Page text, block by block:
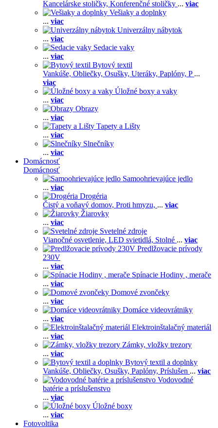
Kancelárske stoličky, Konferenčné stoličky ... viac
Vešiaky a doplnky
... viac
Univerzálny nábytok
... viac
Sedacie vaky
... viac
Bytový textil
Vankúše, Obliečky, Osušky, Uteráky, Paplóny, P ...
viac
Úložné boxy a vaky
... viac
Obrazy
... viac
Tapety a Lišty
... viac
Slnečníky
... viac
Domácnosť
Domácnosť
Samoohrievajúce jedlo
... viac
Drogéria
Čistý a voňavý domov, Proti hmyzu, ... viac
Žiarovky
... viac
Svetelné zdroje
Vianočné osvetlenie, LED svietidlá, Stolné ... viac
Predlžovacie prívody
230V
... viac
Spínacie Hodiny , merače
... viac
Domové zvončeky
... viac
Domáce videovrátniky
... viac
Elektroinštalačný materiál
... viac
Zámky, vložky trezory
... viac
Bytový textil a doplnky
Vankúše, Obliečky, Osušky, Paplóny, Príslušen ... viac
Vodovodné
batérie a príslušenstvo
... viac
Úložné boxy
... viac
Fotovoltika